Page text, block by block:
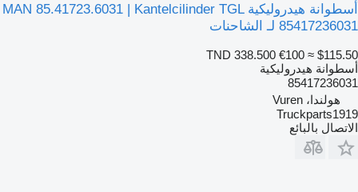
أسطوانة هيدروليكية MAN 85.41723.6031 | Kantelcilinder TGL
85417236031 لـ الشاحنات
TND 338.500 €100 ≈ $115.50
أسطوانة هيدروليكية
85417236031
هولندا، Vuren
Truckparts1919
الاتصال بالبائع